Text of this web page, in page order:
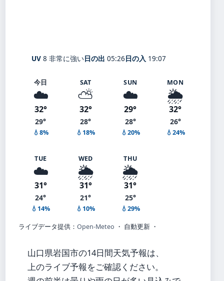
UV 8 非常に強い日の出 05:26日の入 19:07
今日
☁️
32°
29°
💧8%
SAT
⛅
32°
28°
💧18%
SUN
☁️
29°
28°
💧20%
MON
🌦️
32°
26°
💧24%
TUE
☁️
31°
24°
💧14%
WED
🌦️
31°
21°
💧10%
THU
🌦️
31°
25°
💧29%
ライブデータ提供： Open-Meteo ・ 自動更新 ・
山口県岩国市の14日間天気予報は、
上のライブ予報をご確認ください。